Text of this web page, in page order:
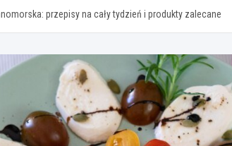
przepisy na cały tydzień i produkty zalecane